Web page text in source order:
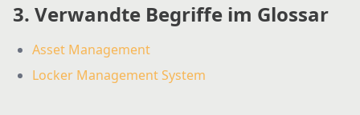
3. Verwandte Begriffe im Glossar
Asset Management
Locker Management System